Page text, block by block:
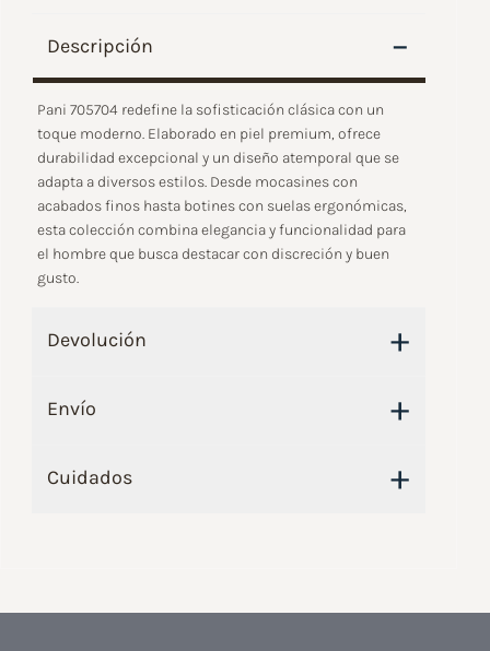
Descripción –
Pani 705704 redefine la sofisticación clásica con un
toque moderno. Elaborado en piel premium, ofrece
durabilidad excepcional y un diseño atemporal que se
adapta a diversos estilos. Desde mocasines con
acabados finos hasta botines con suelas ergonómicas,
esta colección combina elegancia y funcionalidad para
el hombre que busca destacar con discreción y buen
gusto.
Devolución +
Envío +
Cuidados +